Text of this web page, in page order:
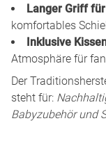
Langer Griff
komfortables
Inklusive
Atmosphäre für
Der
steht für:
Babyzubehör und